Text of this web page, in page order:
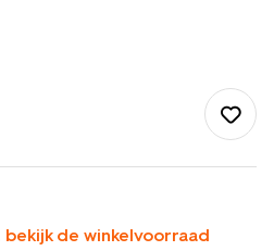
de winkelvoorraad